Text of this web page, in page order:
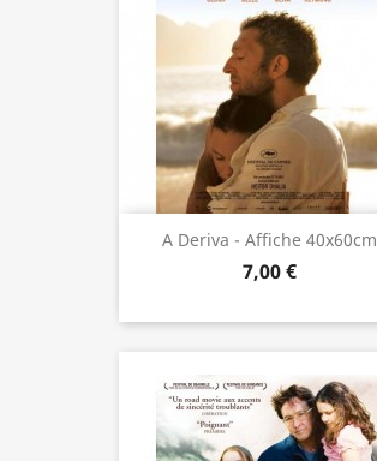
A Deriva - Affiche 40x60cm
7,00 €